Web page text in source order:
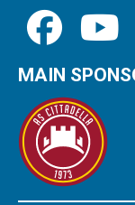
MAIN